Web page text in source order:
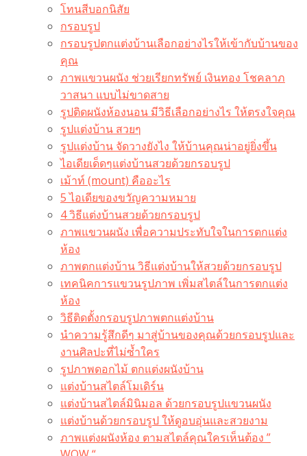
โทนสีบอกนิสัย
กรอบรูป
กรอบรูปตกแต่งบ้านเลือกอย่างไรให้เข้ากับบ้านของ
คุณ
ภาพแขวนผนัง ช่วยเรียกทรัพย์ เงินทอง โชคลาภ
วาสนา แบบไม่ขาดสาย
รูปติดผนังห้องนอน มีวิธีเลือกอย่างไร ให้ตรงใจคุณ
รูปแต่งบ้าน สวยๆ
รูปแต่งบ้าน จัดวางยังไง ให้บ้านคุณน่าอยู่ยิ่งขึ้น
ไอเดียเด็ดๆแต่งบ้านสวยด้วยกรอบรูป
เม้าท์ (mount) คืออะไร​
5 ไอเดียของขวัญความหมาย
4 วิธีแต่งบ้านสวยด้วยกรอบรูป
ภาพแขวนผนัง เพื่อความประทับใจในการตกแต่ง
ห้อง
ภาพตกแต่งบ้าน วิธีแต่งบ้านให้สวยด้วยกรอบรูป
เทคนิคการแขวนรูปภาพ เพิ่มสไตล์ในการตกแต่ง
ห้อง
วิธีติดตั้งกรอบรูปภาพตกแต่งบ้าน
นำความรู้สึกดีๆ มาสู่บ้านของคุณด้วยกรอบรูปและ
งานศิลปะที่ไม่ซ้ำใคร
รูปภาพดอกไม้ ตกแต่งผนังบ้าน
แต่งบ้านสไตล์โมเดิร์น
แต่งบ้านสไตล์มินิมอล ด้วยกรอบรูปแขวนผนัง
แต่งบ้านด้วยกรอบรูป ให้ดูอบอุ่นและสวยงาม
ภาพแต่งผนังห้อง ตามสไตล์คุณใครเห็นต้อง ”